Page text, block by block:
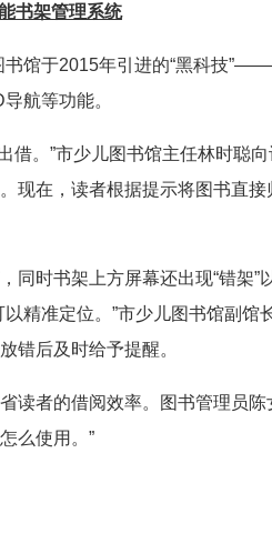
书架管理系统
馆于2015年引进的“黑科技
航等功能。
。”市少儿图书馆主任林时聪向
现在，读者根据提示将图书直接
时书架上方屏幕还出现“错架”
精准定位。”市少儿图书馆副馆
错后及时给予提醒。
者的借阅效率。图书管理员陈
么使用。”